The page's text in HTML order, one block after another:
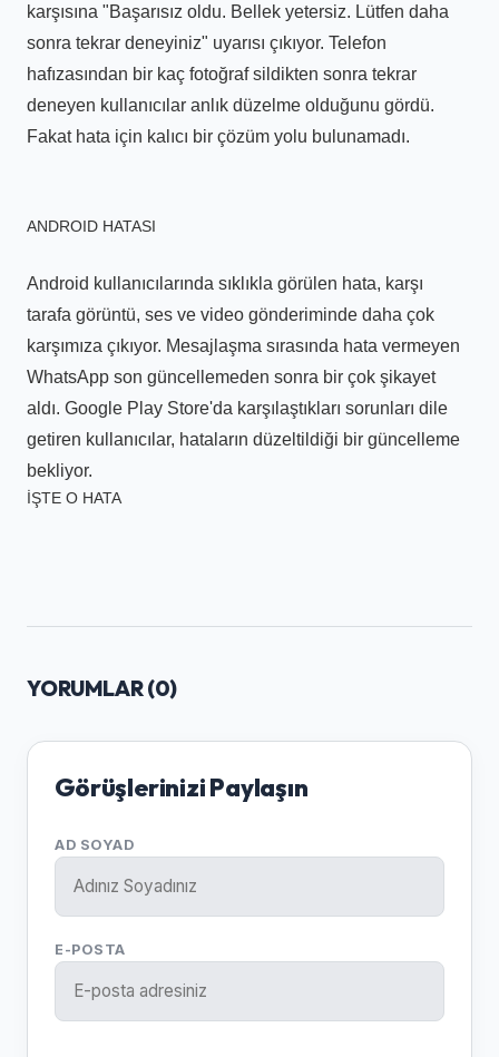
karşısına "Başarısız oldu. Bellek yetersiz. Lütfen daha
sonra tekrar deneyiniz" uyarısı çıkıyor. Telefon
hafızasından bir kaç fotoğraf sildikten sonra tekrar
deneyen kullanıcılar anlık düzelme olduğunu gördü.
Fakat hata için kalıcı bir çözüm yolu bulunamadı.
ANDROID HATASI
Android kullanıcılarında sıklıkla görülen hata, karşı
tarafa görüntü, ses ve video gönderiminde daha çok
karşımıza çıkıyor. Mesajlaşma sırasında hata vermeyen
WhatsApp son güncellemeden sonra bir çok şikayet
aldı. Google Play Store'da karşılaştıkları sorunları dile
getiren kullanıcılar, hataların düzeltildiği bir güncelleme
bekliyor.
İŞTE O HATA
YORUMLAR (0)
Görüşlerinizi Paylaşın
AD SOYAD
E-POSTA